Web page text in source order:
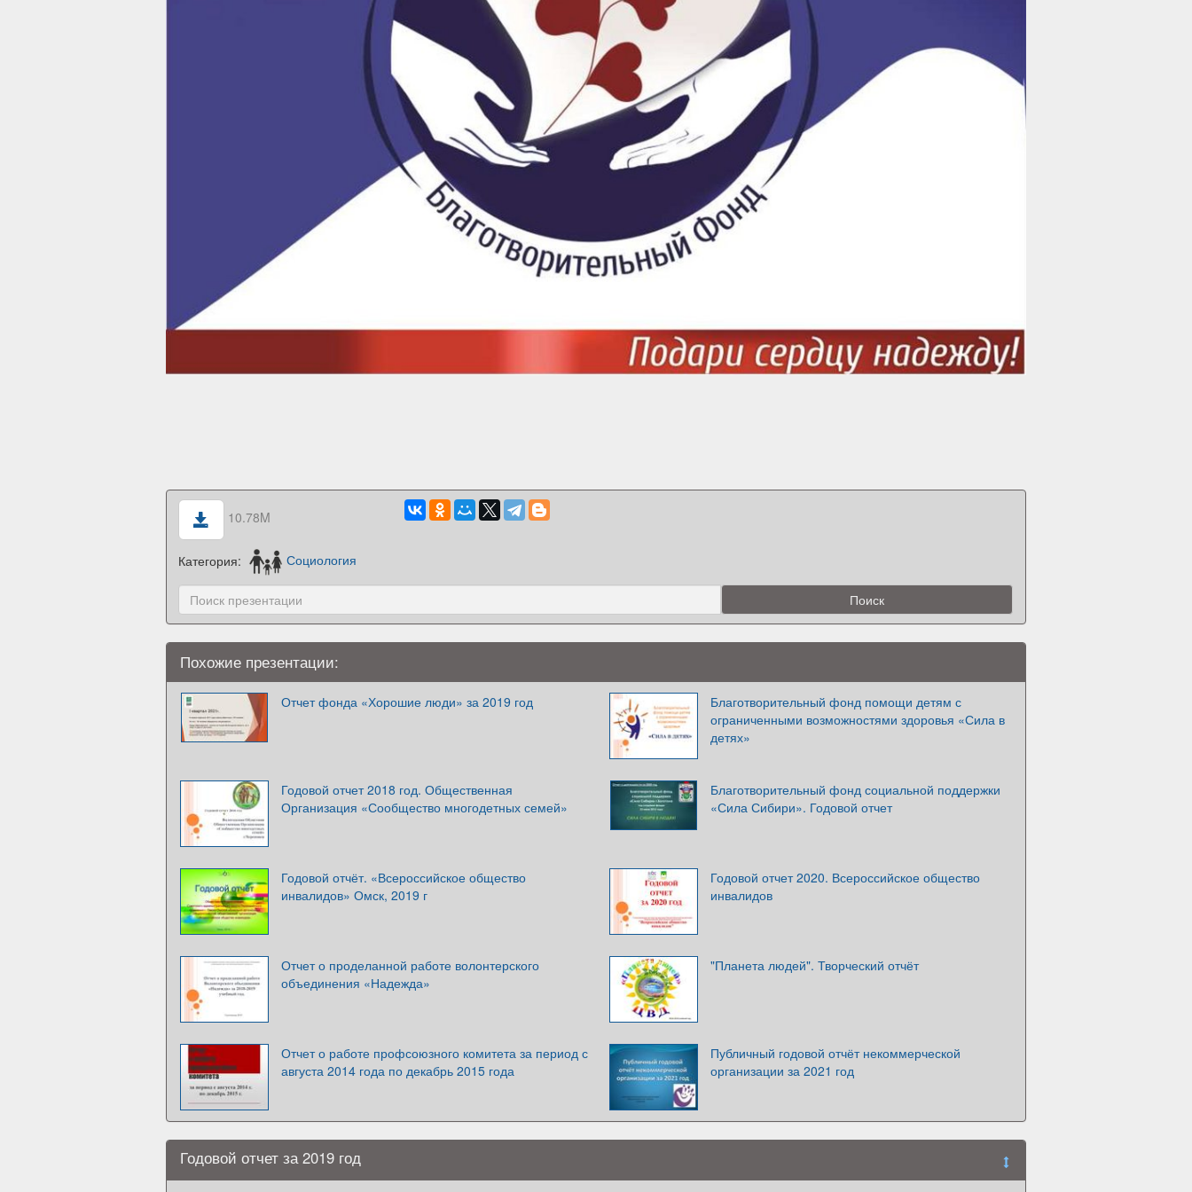
10.78M
Категория: Социология
Похожие презентации:
Отчет фонда «Хорошие люди» за 2019 год
Благотворительный фонд помощи детям с
ограниченными возможностями здоровья «Сила в
детях»
Годовой отчет 2018 год. Общественная
Организация «Сообщество многодетных семей»
Благотворительный фонд социальной поддержки
«Сила Сибири». Годовой отчет
Годовой отчёт. «Всероссийское общество
инвалидов» Омск, 2019 г
Годовой отчет 2020. Всероссийское общество
инвалидов
Отчет о проделанной работе волонтерского
объединения «Надежда»
"Планета людей". Творческий отчёт
Отчет о работе профсоюзного комитета за период с
августа 2014 года по декабрь 2015 года
Публичный годовой отчёт некоммерческой
организации за 2021 год
Годовой отчет за 2019 год